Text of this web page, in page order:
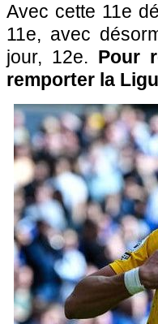
Avec cette 11e
11e, avec
jour, 12e. Pour
remporter la